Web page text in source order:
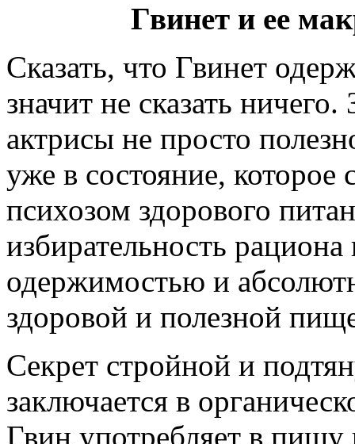
Гвинет и ее
Сказать, что Гвинет
значит не сказать
актрисы не просто
уже в состояние,
психозом здорового
избирательность
одержимостью и
здоровой и полезной
Секрет стройной и
заключается в
Гвин употребляет в